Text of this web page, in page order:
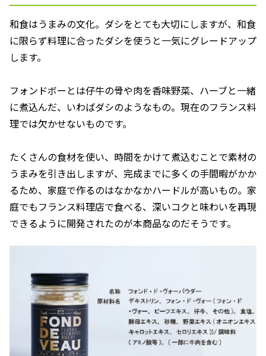
和食はうまみの文化。ダシをとても大切にしますが、和食
に限らず料理に合ったダシを使うと一気にグレードアップ
します。
フォンドボーとは仔牛の骨や肉を香味野菜、ハーブと一緒
に煮込んだ、いわばダシのようなもの。現在のフランス料
理では欠かせないものです。
たくさんの食材を使い、時間をかけて煮込むことで素材の
うまみを引き出しますが、完成までに多くの手間暇がかか
るため、家庭で作るのはなかなかハードルが高いもの。家
庭でもフランス料理店で食べる、深いコクと味わいを再現
できるように開発されたのが本商品なのだそうです。